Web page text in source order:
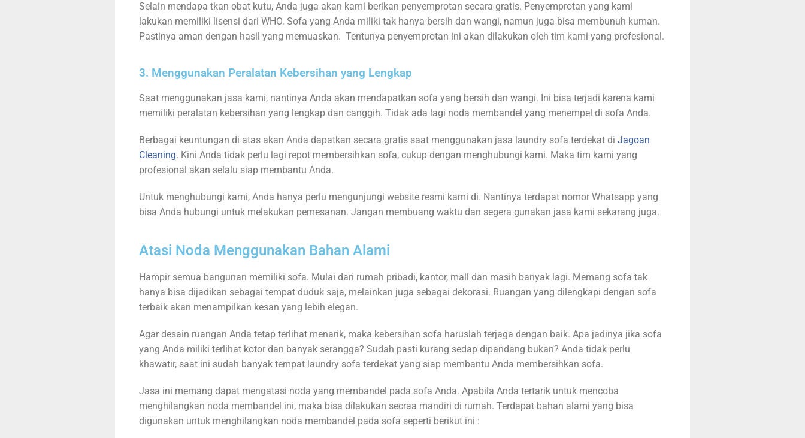
Selain mendapa tkan obat kutu, Anda juga akan kami berikan penyemprotan secara gratis. Penyemprotan yang kami
lakukan memiliki lisensi dari WHO. Sofa yang Anda miliki tak hanya bersih dan wangi, namun juga bisa membunuh kuman.
Pastinya aman dengan hasil yang memuaskan. Tentunya penyemprotan ini akan dilakukan oleh tim kami yang profesional.
3. Menggunakan Peralatan Kebersihan yang Lengkap
Saat menggunakan jasa kami, nantinya Anda akan mendapatkan sofa yang bersih dan wangi. Ini bisa terjadi karena kami
memiliki peralatan kebersihan yang lengkap dan canggih. Tidak ada lagi noda membandel yang menempel di sofa Anda.
Berbagai keuntungan di atas akan Anda dapatkan secara gratis saat menggunakan jasa laundry sofa terdekat di Jagoan
Cleaning. Kini Anda tidak perlu lagi repot membersihkan sofa, cukup dengan menghubungi kami. Maka tim kami yang
profesional akan selalu siap membantu Anda.
Untuk menghubungi kami, Anda hanya perlu mengunjungi website resmi kami di. Nantinya terdapat nomor Whatsapp yang
bisa Anda hubungi untuk melakukan pemesanan. Jangan membuang waktu dan segera gunakan jasa kami sekarang juga.
Atasi Noda Menggunakan Bahan Alami
Hampir semua bangunan memiliki sofa. Mulai dari rumah pribadi, kantor, mall dan masih banyak lagi. Memang sofa tak
hanya bisa dijadikan sebagai tempat duduk saja, melainkan juga sebagai dekorasi. Ruangan yang dilengkapi dengan sofa
terbaik akan menampilkan kesan yang lebih elegan.
Agar desain ruangan Anda tetap terlihat menarik, maka kebersihan sofa haruslah terjaga dengan baik. Apa jadinya jika sofa
yang Anda miliki terlihat kotor dan banyak serangga? Sudah pasti kurang sedap dipandang bukan? Anda tidak perlu
khawatir, saat ini sudah banyak tempat laundry sofa terdekat yang siap membantu Anda membersihkan sofa.
Jasa ini memang dapat mengatasi noda yang membandel pada sofa Anda. Apabila Anda tertarik untuk mencoba
menghilangkan noda membandel ini, maka bisa dilakukan secraa mandiri di rumah. Terdapat bahan alami yang bisa
digunakan untuk menghilangkan noda membandel pada sofa seperti berikut ini :